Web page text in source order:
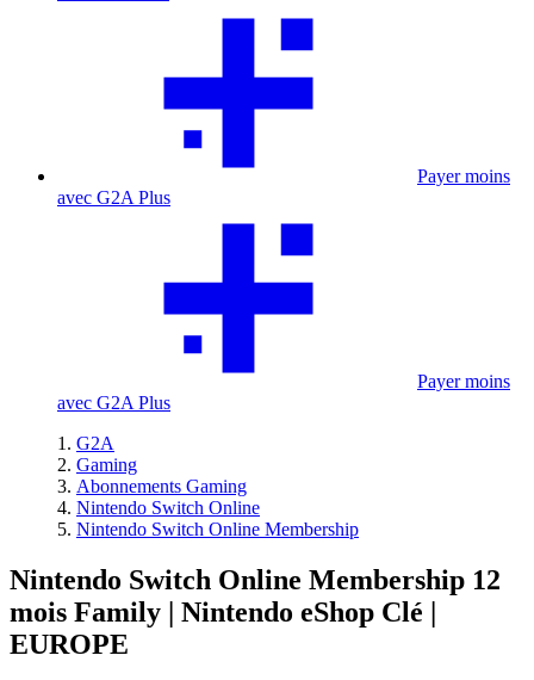
Payer moins
avec G2A Plus
Payer moins
avec G2A Plus
G2A
Gaming
Abonnements Gaming
Nintendo Switch Online
Nintendo Switch Online Membership
Nintendo Switch Online Membership 12
mois Family | Nintendo eShop Clé |
EUROPE